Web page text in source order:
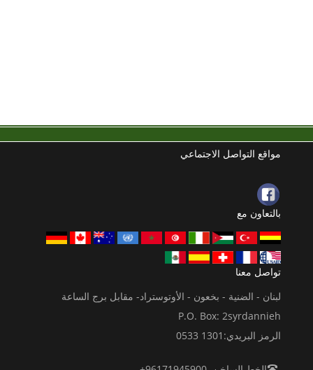
مواقع التواصل الاجتماعي
بالتعاون مع
تواصل معنا
لبنان - الضنية - بخعون - الأوتوستراد- مقابل برج الساعة
P.O. Box: 2syrdannieh
الرمز البريدي:1301 0533